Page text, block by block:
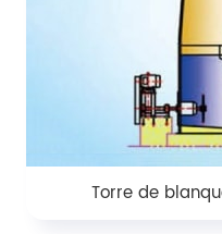
Torre de